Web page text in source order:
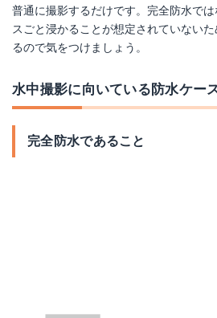
普通に撮影するだけです。完全防水で
スごと浸かることが想定されていない
るので気をつけましょう。
水中撮影に向いている防水ケー
完全防水であること